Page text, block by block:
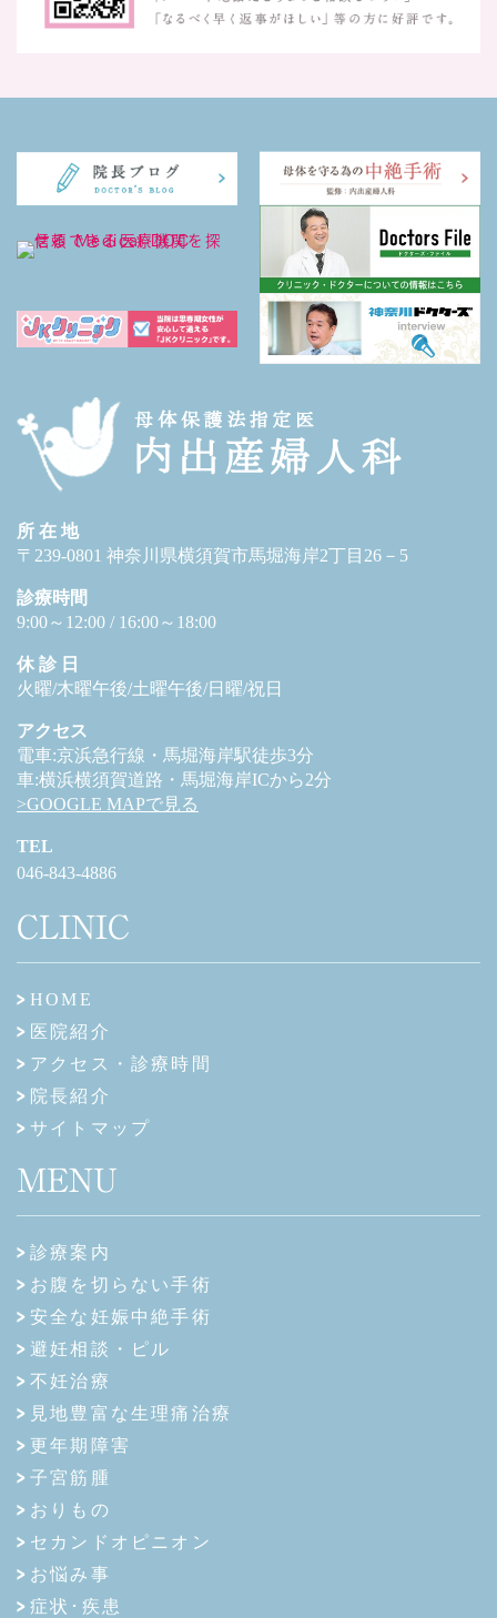
所 在 地
〒239-0801 神奈川県横須賀市馬堀海岸2丁目26－5
診療時間
9:00～12:00 / 16:00～18:00
休 診 日
火曜/木曜午後/土曜午後/日曜/祝日
アクセス
電車:京浜急行線・馬堀海岸駅徒歩3分
車:横浜横須賀道路・馬堀海岸ICから2分
>GOOGLE MAPで見る
TEL
046-843-4886
CLINIC
HOME
医院紹介
アクセス・診療時間
院長紹介
サイトマップ
MENU
診療案内
お腹を切らない手術
安全な妊娠中絶手術
避妊相談・ピル
不妊治療
見地豊富な生理痛治療
更年期障害
子宮筋腫
おりもの
セカンドオピニオン
お悩み事
症状･疾患